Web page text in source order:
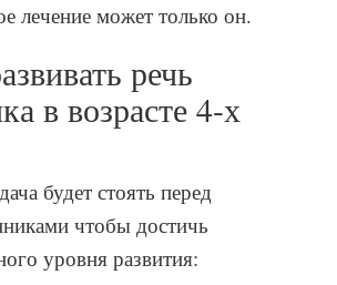
лечение может только он.
речь
в возрасте 4-х
будет стоять перед
чтобы достичь
уровня развития: